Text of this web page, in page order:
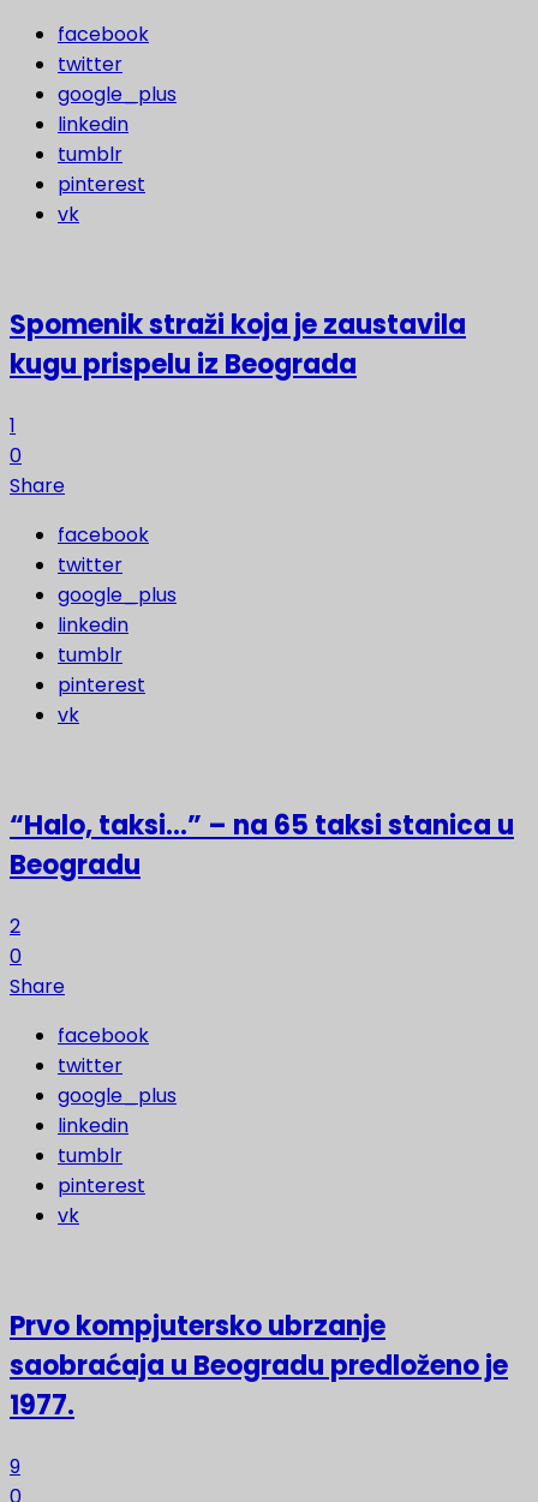
facebook
twitter
google_plus
linkedin
tumblr
pinterest
vk
Spomenik straži koja je zaustavila
kugu prispelu iz Beograda
1
0
Share
facebook
twitter
google_plus
linkedin
tumblr
pinterest
vk
“Halo, taksi…” – na 65 taksi stanica u
Beogradu
2
0
Share
facebook
twitter
google_plus
linkedin
tumblr
pinterest
vk
Prvo kompjutersko ubrzanje
saobraćaja u Beogradu predloženo je
1977.
9
0